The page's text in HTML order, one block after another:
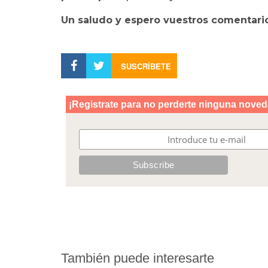
Un saludo y espero vuestros
SUSCRÍBETE
También puede interesarte